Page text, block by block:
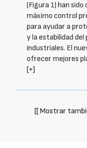
(Figura 1) han
máximo control
para ayudar a
y la estabilidad del
industriales. El
ofrecer mejores
[+]
[[ Mostrar